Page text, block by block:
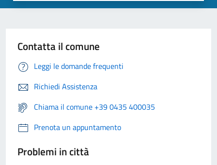
Contatta il comune
Leggi le domande frequenti
Richiedi Assistenza
Chiama il comune +39 0435 400035
Prenota un appuntamento
Problemi in città